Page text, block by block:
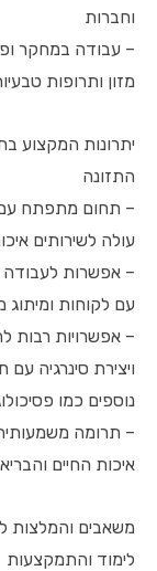
וחברות
– עבודה במחקר
מזון ותרופות
יתרונות המקצוע
התזונה
– תחום מתפתח
עולה לשירותים
– אפשרות
עם לקוחות ומיתוג
– אפשרויות רבות
ויצירת סינרגיה עם
נוספים כמו
– תרומה
איכות החיים
משאבים והמלצות
לימוד והתמקצעות